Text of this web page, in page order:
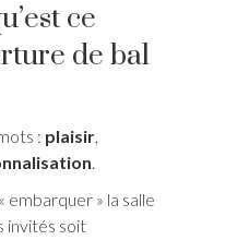
ce
de bal
: plaisir,
.
embarquer » la salle
invités soit